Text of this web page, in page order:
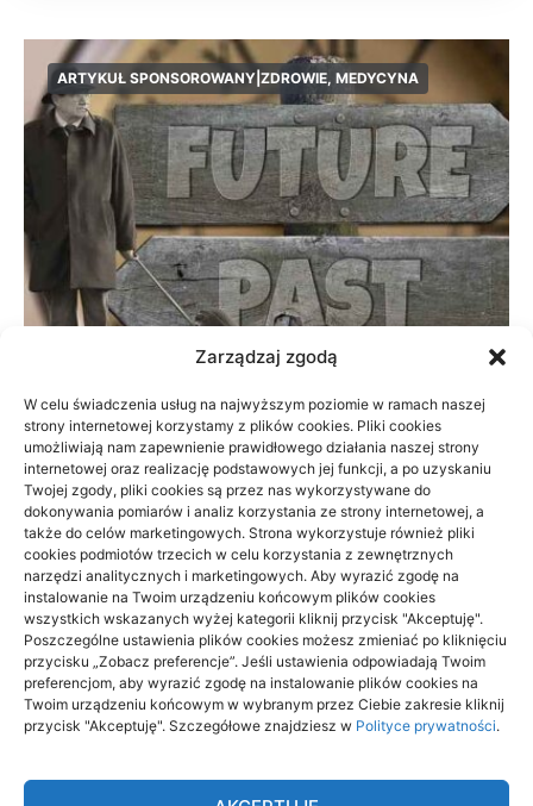
Zarządzaj zgodą
W celu świadczenia usług na najwyższym poziomie w ramach naszej
strony internetowej korzystamy z plików cookies. Pliki cookies
umożliwiają nam zapewnienie prawidłowego działania naszej strony
internetowej oraz realizację podstawowych jej funkcji, a po uzyskaniu
Twojej zgody, pliki cookies są przez nas wykorzystywane do
dokonywania pomiarów i analiz korzystania ze strony internetowej, a
także do celów marketingowych. Strona wykorzystuje również pliki
cookies podmiotów trzecich w celu korzystania z zewnętrznych
narzędzi analitycznych i marketingowych. Aby wyrazić zgodę na
instalowanie na Twoim urządzeniu końcowym plików cookies
wszystkich wskazanych wyżej kategorii kliknij przycisk "Akceptuję".
Poszczególne ustawienia plików cookies możesz zmieniać po kliknięciu
przycisku „Zobacz preferencje”. Jeśli ustawienia odpowiadają Twoim
preferencjom, aby wyrazić zgodę na instalowanie plików cookies na
Twoim urządzeniu końcowym w wybranym przez Ciebie zakresie kliknij
przycisk "Akceptuję". Szczegółowe znajdziesz w Polityce prywatności.
ARTYKUŁ SPONSOROWANY|ZDROWIE, MEDYCYNA
Prywatnie czy na NFZ: fizjoterapia przy
braku czasu
23/06/2026
Archino
Archino to miejsce dla ciebie, to miejsce dla ludzi takich jak ty.
ciekawego, interesującego. Odkrywaj nowe rzeczy dzięki
treścią zamieszczonym tutaj.